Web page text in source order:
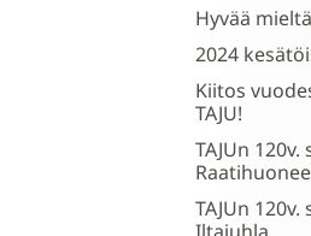
Hyvää
2024
Kiitos
TAJU!
TAJUn
TAJUn